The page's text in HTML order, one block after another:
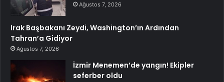
Ağustos 7, 2026
Irak Başbakanı Zeydi, Washington’ın Ardından
Tahran’a Gidiyor
Ağustos 7, 2026
İzmir Menemen’de yangın! Ekipler
seferber oldu